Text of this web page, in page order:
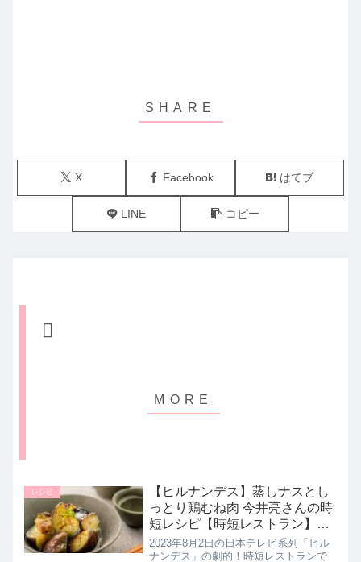
X Facebook はてブ
LINE コピー
レシピ
【ヒルナンデス】蒸しナスとし
っとり鶏むね肉 今井亮さんの時
短レシピ【時短レストラン】8
月2日
2023年8月2日の日本テレビ系列「ヒル
ナンデス」の劇的！時短レストランで